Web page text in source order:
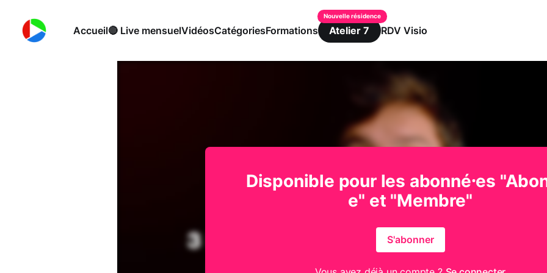
Accueil🔴 Live mensuelVidéosCatégoriesFormations Atelier 7 RDV Visio
Disponible pour les abonné⸱es
e" et "Membre"
S'abonner